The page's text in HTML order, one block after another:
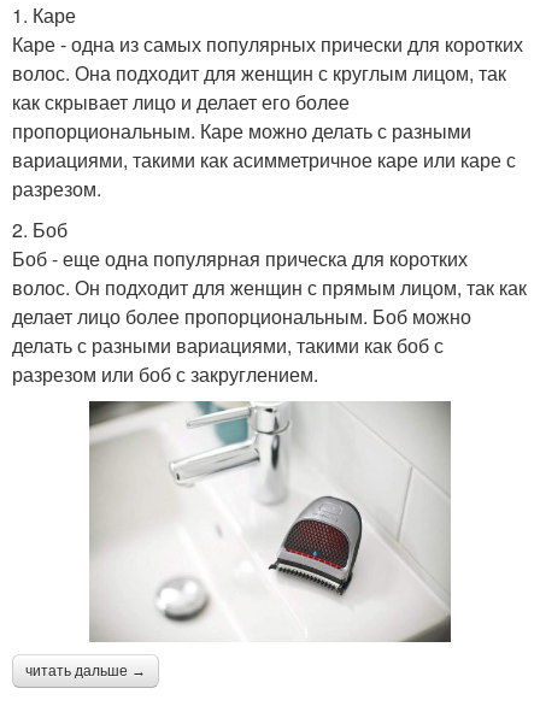
1. Каре
Каре - одна из самых популярных прически для коротких
волос. Она подходит для женщин с круглым лицом, так
как скрывает лицо и делает его более
пропорциональным. Каре можно делать с разными
вариациями, такими как асимметричное каре или каре с
разрезом.
2. Боб
Боб - еще одна популярная прическа для коротких
волос. Он подходит для женщин с прямым лицом, так как
делает лицо более пропорциональным. Боб можно
делать с разными вариациями, такими как боб с
разрезом или боб с закруглением.
читать дальше →